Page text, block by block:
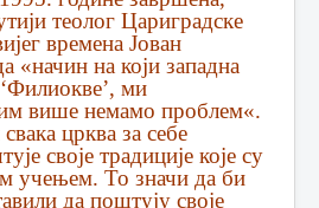
теолог Цариградске
времена Јован
«начин на који западна
ми
више немамо проблем«.
црква за себе
своје традиције које су
учењем. То значи да би
да поштују своје